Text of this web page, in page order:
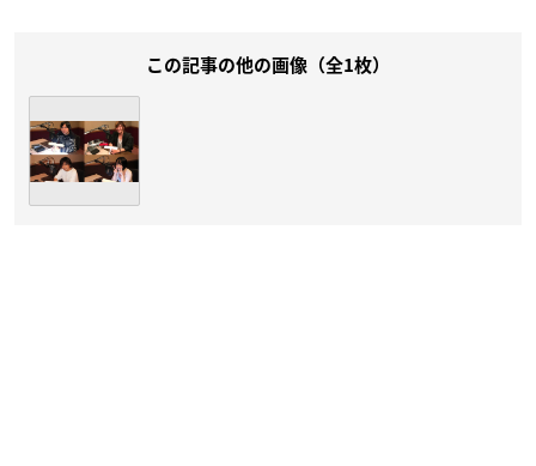
この記事の他の画像（全1枚）